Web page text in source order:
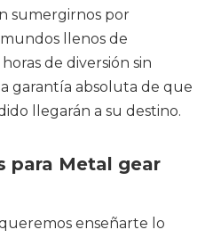
sumergirnos por
llenos de
de diversión sin
garantía absoluta de que
llegarán a su destino.
para Metal gear
enseñarte lo